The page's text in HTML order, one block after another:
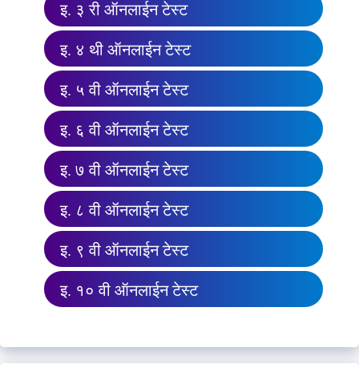
इ. ३ री ऑनलाईन टेस्ट
इ. ४ थी ऑनलाईन टेस्ट
इ. ५ वी ऑनलाईन टेस्ट
इ. ६ वी ऑनलाईन टेस्ट
इ. ७ वी ऑनलाईन टेस्ट
इ. ८ वी ऑनलाईन टेस्ट
इ. ९ वी ऑनलाईन टेस्ट
इ. १० वी ऑनलाईन टेस्ट